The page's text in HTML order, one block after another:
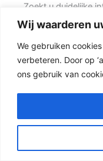
Wij waarderen
We gebruiken
verbeteren. Door op
ons gebruik van
Zoekt u duidelijke
plaatsen Lieshout?
uitstraling en de
vindt. Prins
woningen en denkt
oplossing.
Een nette
een paar
onderhoud, dan is